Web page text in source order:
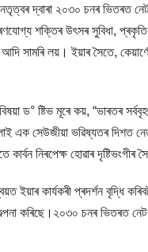
দ্বাৰা ২০৩০ চনৰ ভিতৰত নেট
শক্তিৰ উৎসৰ সুবিধা,
সামৰি লয়। ইয়াৰ সৈতে,
ড° ষ্টিভ মূৰে কয়, “ভাৰতৰ
এক সেউজীয়া ভৱিষ্যতৰ দিশত
নিৰপেক্ষ হোৱাৰ
ইয়াৰ কাৰ্যকৰী প্ৰদৰ্শন
কৰিছে।২০৩০ চনৰ ভিতৰত